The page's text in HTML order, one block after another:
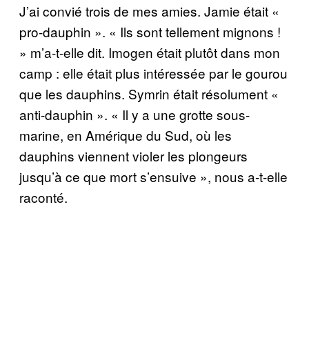
J’ai convié trois de mes amies. Jamie était «
pro-dauphin ». « Ils sont tellement mignons !
» m’a-t-elle dit. Imogen était plutôt dans mon
camp : elle était plus intéressée par le gourou
que les dauphins. Symrin était résolument «
anti-dauphin ». « Il y a une grotte sous-
marine, en Amérique du Sud, où les
dauphins viennent violer les plongeurs
jusqu’à ce que mort s’ensuive », nous a-t-elle
raconté.